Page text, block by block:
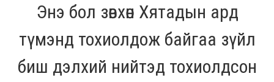
Энэ бол зөвхөн Хятадын ард
түмэнд тохиолдож байгаа зүйл
биш дэлхий нийтэд тохиолдсон